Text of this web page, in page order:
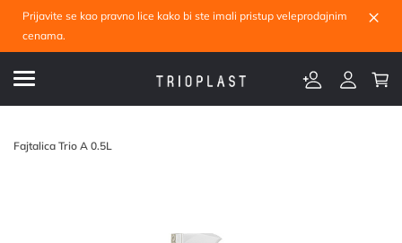
Prijavite se kao pravno lice kako bi ste imali pristup veleprodajnim
cenama.
×
Fajtalica Trio A 0.5L